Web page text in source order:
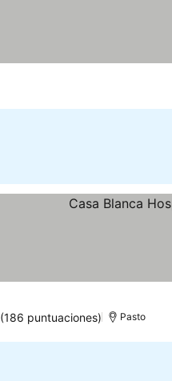
(186 puntuaciones) Pasto